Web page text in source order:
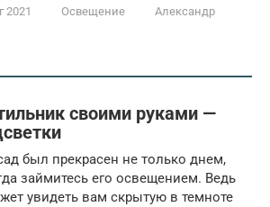
2021 Освещение
Александр
своими руками —
был прекрасен не только днем,
займитесь его освещением. Ведь
увидеть вам скрытую в темноте